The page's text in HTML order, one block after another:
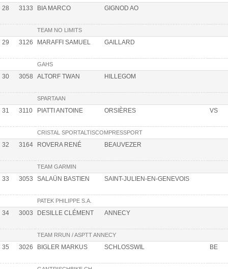
28 3133 BIA MARCO GIGNOD AO
TEAM NO LIMITS
29 3126 MARAFFI SAMUEL GAILLARD
GAHS
30 3058 ALTORF TWAN HILLEGOM
SPARTAAN
31 3110 PIATTI ANTOINE ORSIÈRES VS
CRISTAL SPORTALTISCOMPRESSPORT
32 3164 ROVERA RENÉ BEAUVEZER
TEAM GARMIN
33 3053 SALAÜN BASTIEN SAINT-JULIEN-EN-GENEVOIS
PATEK PHILIPPE S.A.
34 3003 DESILLE CLÉMENT ANNECY
TEAM RRUN / ASPTT ANNECY
35 3026 BIGLER MARKUS SCHLOSSWIL BE